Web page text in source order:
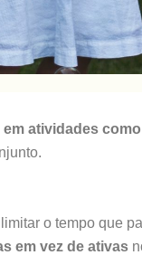
atividades
o tempo que
em vez de ativas